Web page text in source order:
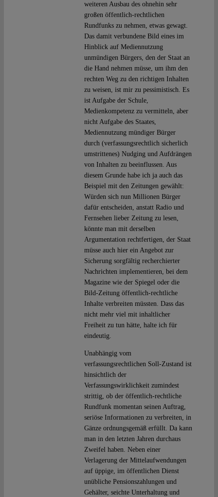
weiteren Ausbau des ohnehin sehr
großen öffentlich-rechtlichen
Rundfunks zu nehmen, etwas gewagt.
Das damit verbundene Bild eines im
Hinblick auf Mediennutzung
unmündigen Bürgers, den der Staat an
die Hand nehmen müsse, um ihm den
rechten Weg zu den richtigen Inhalten
zu weisen, ist mir zu pessimistisch. Es
ist Aufgabe der Schule,
Medienkompetenz zu vermitteln, aber
nicht Aufgabe des Staates,
Mediennutzung mündiger Bürger
durch (verfassungsrechtlich sicherlich
umstrittenes) Nudging und Aufdrängen
von Inhalten zu beeinflussen. Aus
diesem Grunde habe ich ja auch das
Beispiel mit den Zeitungen gewählt:
Würden sich nun Millionen Bürger
dafür entscheiden, anstatt Radio und
Fernsehen lieber Zeitung zu lesen,
könnte man mit derselben
Argumentation rechtfertigen, der Staat
müsse auch hier ein Angebot zur
Sicherung sorgfältig recherchierter
Nachrichten implementieren, bei dem
Magazine wie der Spiegel oder die
Bild-Zeitung öffentlich-rechtliche
Inhalte verbreiten müssten. Dass das
nicht mehr viel mit inhaltlicher
Freiheit zu tun hätte, halte ich für
eindeutig.
Unabhängig vom
verfassungsrechtlichen Soll-Zustand ist
hinsichtlich der
Verfassungswirklichkeit zumindest
strittig, ob der öffentlich-rechtliche
Rundfunk momentan seinen Auftrag,
seriöse Informationen zu verbreiten, in
Gänze ordnungsgemäß erfüllt. Da kann
man in den letzten Jahren durchaus
Zweifel haben. Neben einer
Verlagerung der Mittelaufwendungen
auf üppige, im öffentlichen Dienst
unübliche Pensionszahlungen und
Gehälter, seichte Unterhaltung und